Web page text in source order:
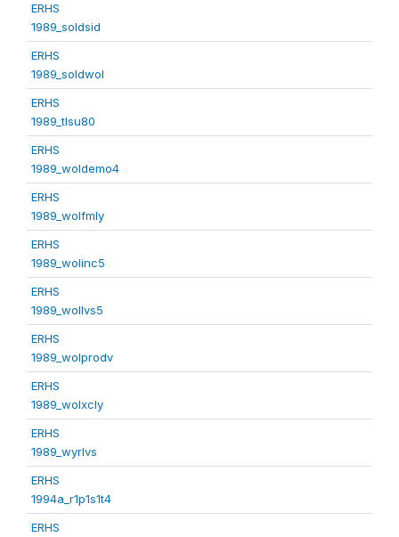
ERHS
1989_soldsid
ERHS
1989_soldwol
ERHS
1989_tlsu80
ERHS
1989_woldemo4
ERHS
1989_wolfmly
ERHS
1989_wolinc5
ERHS
1989_wollvs5
ERHS
1989_wolprodv
ERHS
1989_wolxcly
ERHS
1989_wyrlvs
ERHS
1994a_r1p1s1t4
ERHS